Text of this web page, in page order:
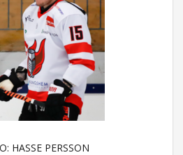
HASSE PERSSON